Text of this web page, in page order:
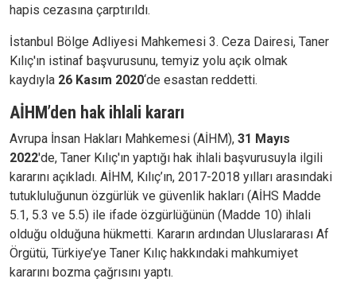
hapis cezasına çarptırıldı.
İstanbul Bölge Adliyesi Mahkemesi 3. Ceza Dairesi, Taner
Kılıç'ın istinaf başvurusunu, temyiz yolu açık olmak
kaydıyla 26 Kasım 2020‘de esastan reddetti.
AİHM’den hak ihlali kararı
Avrupa İnsan Hakları Mahkemesi (AİHM), 31 Mayıs
2022'de, Taner Kılıç'ın yaptığı hak ihlali başvurusuyla ilgili
kararını açıkladı. AİHM, Kılıç’ın, 2017-2018 yılları arasındaki
tutukluluğunun özgürlük ve güvenlik hakları (AİHS Madde
5.1, 5.3 ve 5.5) ile ifade özgürlüğünün (Madde 10) ihlali
olduğu olduğuna hükmetti. Kararın ardından Uluslararası Af
Örgütü, Türkiye’ye Taner Kılıç hakkındaki mahkumiyet
kararını bozma çağrısını yaptı.